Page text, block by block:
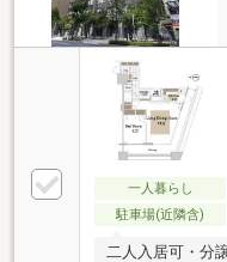
一人暮らし
駐車場(近隣含)
二人入居可・分